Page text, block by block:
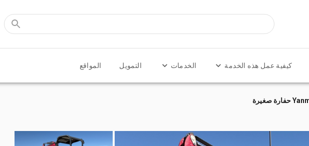
كيفية عمل هذه الخدمة الخدمات التمويل المواقع